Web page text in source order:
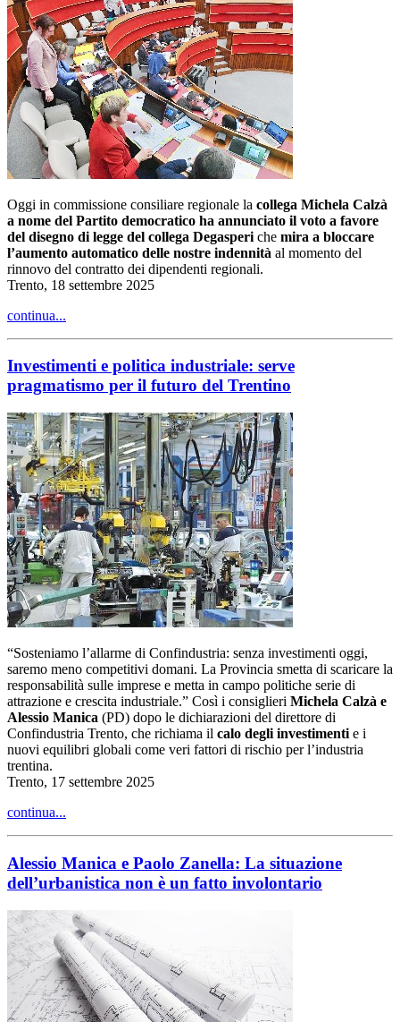
Oggi in commissione consiliare regionale la collega Michela Calzà
a nome del Partito democratico ha annunciato il voto a favore
del disegno di legge del collega Degasperi che mira a bloccare
l’aumento automatico delle nostre indennità al momento del
rinnovo del contratto dei dipendenti regionali.
Trento, 18 settembre 2025
continua...
Investimenti e politica industriale: serve
pragmatismo per il futuro del Trentino
“Sosteniamo l’allarme di Confindustria: senza investimenti oggi,
saremo meno competitivi domani. La Provincia smetta di scaricare la
responsabilità sulle imprese e metta in campo politiche serie di
attrazione e crescita industriale.” Così i consiglieri Michela Calzà e
Alessio Manica (PD) dopo le dichiarazioni del direttore di
Confindustria Trento, che richiama il calo degli investimenti e i
nuovi equilibri globali come veri fattori di rischio per l’industria
trentina.
Trento, 17 settembre 2025
continua...
Alessio Manica e Paolo Zanella: La situazione
dell’urbanistica non è un fatto involontario